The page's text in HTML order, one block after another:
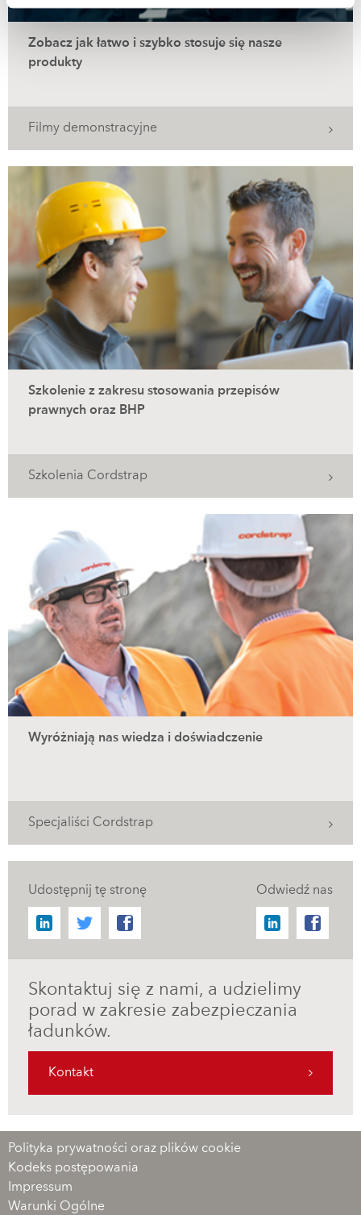
Zobacz jak łatwo i szybko stosuje się nasze
produkty
Filmy demonstracyjne
Szkolenie z zakresu stosowania przepisów
prawnych oraz BHP
Szkolenia Cordstrap
Wyróżniają nas wiedza i doświadczenie
Specjaliści Cordstrap
Udostępnij tę stronę Odwiedź nas
Skontaktuj się z nami, a udzielimy
porad w zakresie zabezpieczania
ładunków.
Kontakt
Polityka prywatności oraz plików cookie
Kodeks postępowania
Impressum
Warunki Ogólne